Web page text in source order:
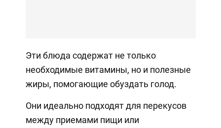
Эти блюда содержат не только
необходимые витамины, но и полезные
жиры, помогающие обуздать голод.
Они идеально подходят для перекусов
между приемами пищи или